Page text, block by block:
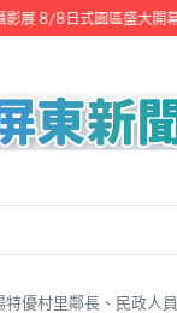
影展 8/8日式園區盛大開
特優村里鄰長、民政人